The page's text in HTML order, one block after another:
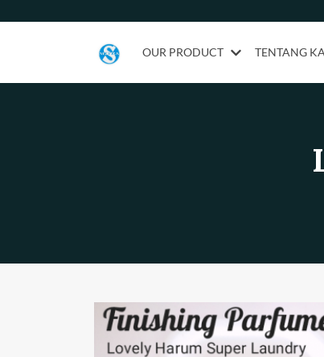
OUR PRODUCT TENTANG